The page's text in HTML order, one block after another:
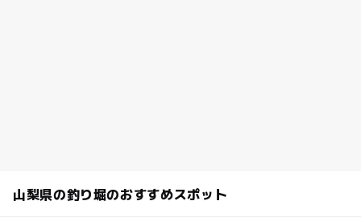
山梨県の釣り堀のおすすめスポット